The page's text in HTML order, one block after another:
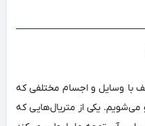
با وسایل و اجسام مختلفی که
می‌‌شویم. یکی از متریال‌هایی که